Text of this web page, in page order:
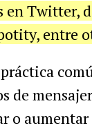
en Twitter,
entre
de
o